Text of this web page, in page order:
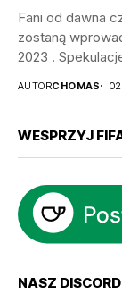
Fani od dawna
zostaną
2023 .
AUTORCHOMAS
WESPRZYJ
NASZ